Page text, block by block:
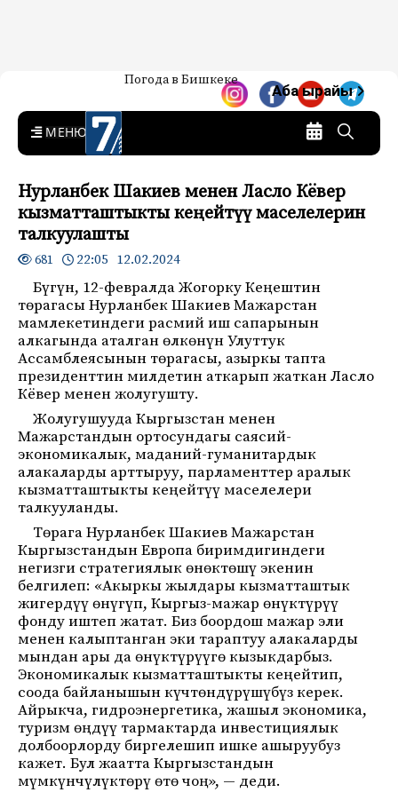
7-канал. Жаңылыктар —
Кыргызстан
Жаңылыктар — Кыргызстан
Погода в Бишкеке
Аба ырайы
MENU
Нурланбек Шакиев менен Ласло Кёвер
кызматташтыкты кеңейтүү маселелерин
талкуулашты
681 22:05 12.02.2024
Бүгүн, 12-февралда Жогорку Кеңештин
төрагасы Нурланбек Шакиев Мажарстан
мамлекетиндеги расмий иш сапарынын
алкагында аталган өлкөнүн Улуттук
Ассамблеясынын төрагасы, азыркы тапта
президенттин милдетин аткарып жаткан Ласло
Кёвер менен жолугушту.
Жолугушууда Кыргызстан менен
Мажарстандын ортосундагы саясий-
экономикалык, маданий-гуманитардык
алакаларды арттыруу, парламенттер аралык
кызматташтыкты кеңейтүү маселелери
талкууланды.
Төрага Нурланбек Шакиев Мажарстан
Кыргызстандын Европа биримдигиндеги
негизги стратегиялык өнөктөшү экенин
белгилеп: «Акыркы жылдары кызматташтык
жигердүү өнүгүп, Кыргыз-мажар өнүктүрүү
фонду иштеп жатат. Биз боордош мажар эли
менен калыптанган эки тараптуу алакаларды
мындан ары да өнүктүрүүгө кызыкдарбыз.
Экономикалык кызматташтыкты кеңейтип,
соода байланышын күчтөндүрүшүбүз керек.
Айрыкча, гидроэнергетика, жашыл экономика,
туризм өңдүү тармактарда инвестициялык
долбоорлорду биргелешип ишке ашыруубуз
кажет. Бул жаатта Кыргызстандын
мүмкүнчүлүктөрү өтө чоң», — деди.